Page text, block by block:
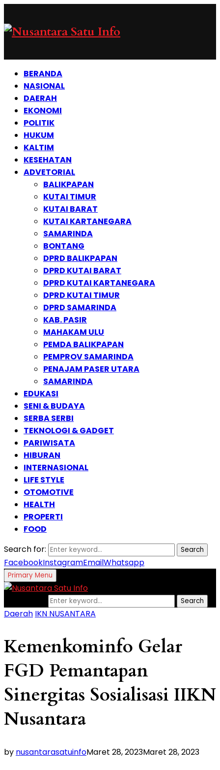
BERANDA
NASIONAL
DAERAH
EKONOMI
POLITIK
HUKUM
KALTIM
KESEHATAN
ADVETORIAL
BALIKPAPAN
KUTAI TIMUR
KUTAI BARAT
KUTAI KARTANEGARA
SAMARINDA
BONTANG
DPRD BALIKPAPAN
DPRD KUTAI BARAT
DPRD KUTAI KARTANEGARA
DPRD KUTAI TIMUR
DPRD SAMARINDA
KAB. PASIR
MAHAKAM ULU
PEMDA BALIKPAPAN
PEMPROV SAMARINDA
PENAJAM PASER UTARA
SAMARINDA
EDUKASI
SENI & BUDAYA
SERBA SERBI
TEKNOLOGI & GADGET
PARIWISATA
HIBURAN
INTERNASIONAL
LIFE STYLE
OTOMOTIVE
HEALTH
PROPERTI
FOOD
Search for:
Search
FacebookInstagramEmailWhatsapp
Primary Menu
Search
Daerah IKN NUSANTARA
Kemenkominfo Gelar
FGD Pemantapan
Sinergitas Sosialisasi IIKN
Nusantara
by nusantarasatuinfoMaret 28, 2023Maret 28, 2023